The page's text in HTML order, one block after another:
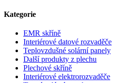
Kategorie
EMR skříně
Interiérové datové rozvaděče
Teplovzdušné solární panely
Další produkty z plechu
Plechové skříně
Interiérové elektrorozvaděče